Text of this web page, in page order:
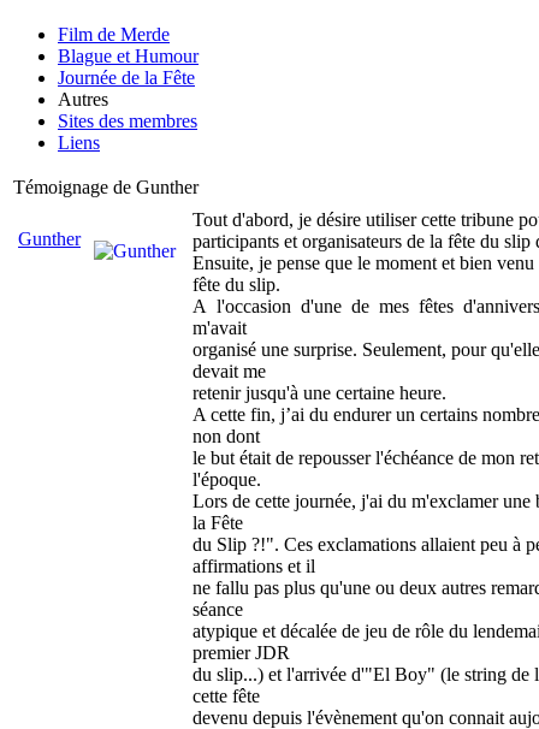
Film de Merde
Blague et Humour
Journée de la Fête
Autres
Sites des membres
Liens
Témoignage de Gunther
Gunther
Tout d'abord, je désire utiliser cette tribune
participants et organisateurs de la fête du slip
Ensuite, je pense que le moment et bien
fête du slip.
A l'occasion d'une de mes fêtes
m'avait
organisé une surprise. Seulement, pour
devait me
retenir jusqu'à une certaine heure.
A cette fin, j’ai du endurer un certains
non dont
le but était de repousser l'échéance de mon
l'époque.
Lors de cette journée, j'ai du m'exclamer
la Fête
du Slip ?!". Ces exclamations allaient peu à
affirmations et il
ne fallu pas plus qu'une ou deux autres
séance
atypique et décalée de jeu de rôle du
premier JDR
du slip...) et l'arrivée d'"El Boy" (le string de
cette fête
devenu depuis l'évènement qu'on connait